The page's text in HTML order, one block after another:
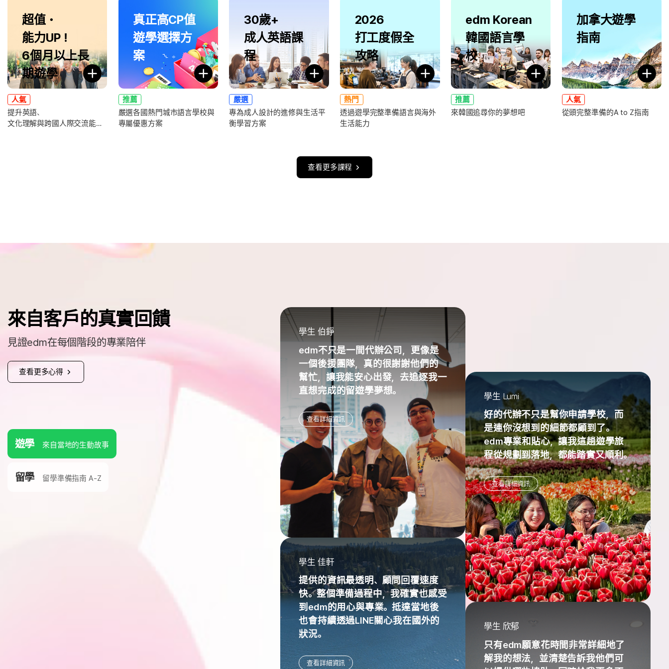
超值・
能力UP！
6個月以上長
期遊學
人氣
提升英語、
文化理解與跨國人際交流能力
真正高CP值
遊學選擇方
案
推薦
嚴選各國熱門城市語言學校與
專屬優惠方案
30歲+
成人英語課
程
嚴選
專為成人設計的進修與生活平
衡學習方案
2026
打工度假全
攻略
熱門
透過遊學完整準備語言與海外
生活能力
edm Korean
韓國語言學
校
推薦
來韓國追尋你的夢想吧
加拿大遊學
指南
人氣
從頭完整準備的A to Z指南
查看更多課程
來自客戶的真實回饋
見證edm在每個階段的專業陪伴
查看更多心得
遊學 來自當地的生動故事
留學 留學準備指南 A-Z
學生 伯錚
edm不只是一間代辦公司，更像是
一個後援團隊，真的很謝謝他們的
幫忙，讓我能安心出發，去追逐我一
直想完成的留遊學夢想。
查看詳細資訊
學生 Lumi
好的代辦不只是幫你申請學校，而
是連你沒想到的細節都顧到了。
edm專業和貼心，讓我這趟遊學旅
程從規劃到落地，都能踏實又順利。
查看詳細資訊
學生 佳軒
提供的資訊最透明、顧問回覆速度
快。整個準備過程中，我確實也感受
到edm的用心與專業。抵達當地後
也會持續透過LINE關心我在國外的
狀況。
查看詳細資訊
學生 欣郁
只有edm願意花時間非常詳細地了
解我的想法，並清楚告訴我他們可